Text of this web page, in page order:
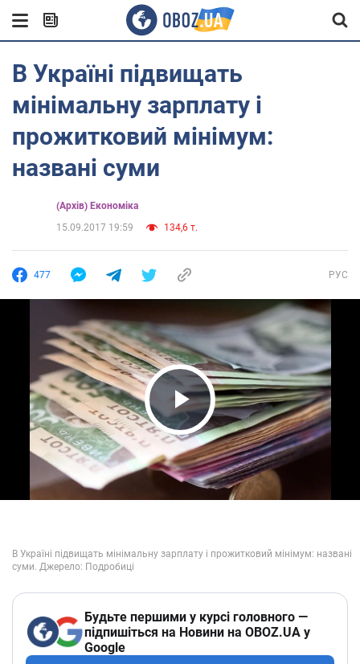
В Україні підвищать
мінімальну зарплату і
прожитковий мінімум:
названі суми
(Архів) Економіка
15.09.2017 19:59
134,6 т.
477 РУС
Play Video
Будьте першими у курсі головного —
підпишіться на Новини на OBOZ.UA у
Google